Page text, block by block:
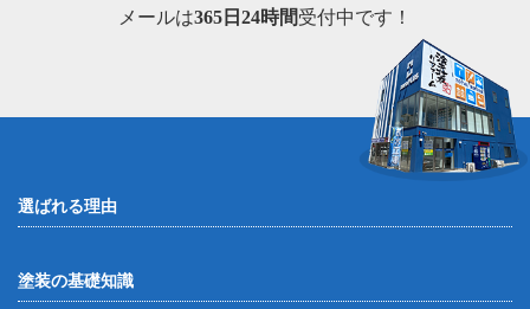
メールは365日24時間受付中です！
選ばれる理由
塗装の基礎知識